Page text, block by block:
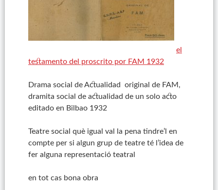
el
testamento del proscrito por FAM 1932
Drama social de Actualidad original de FAM,
dramita social de actualidad de un solo acto
editado en Bilbao 1932
Teatre social què igual val la pena tindre’l en
compte per si algun grup de teatre té l’idea de
fer alguna representació teatral
en tot cas bona obra